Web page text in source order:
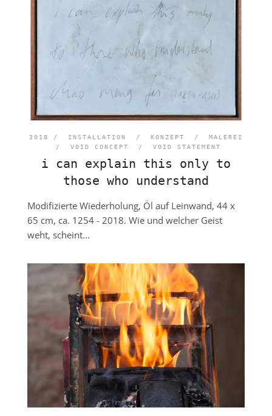
2018 / INSTALLATION / KONZEPT / MALEREI
/ VOID CONCEPT / VOID STATEMENT
i can explain this only to
those who understand
Modifizierte Wiederholung, Öl auf Leinwand, 44 x
65 cm, ca. 1254 - 2018. Wie und welcher Geist
weht, scheint...